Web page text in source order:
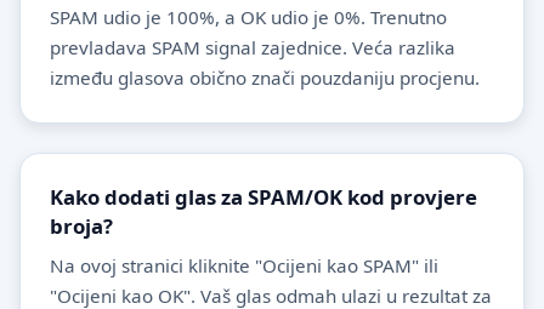
SPAM udio je 100%, a OK udio je 0%. Trenutno
prevladava SPAM signal zajednice. Veća razlika
između glasova obično znači pouzdaniju procjenu.
Kako dodati glas za SPAM/OK kod provjere
broja?
Na ovoj stranici kliknite "Ocijeni kao SPAM" ili
"Ocijeni kao OK". Vaš glas odmah ulazi u rezultat za